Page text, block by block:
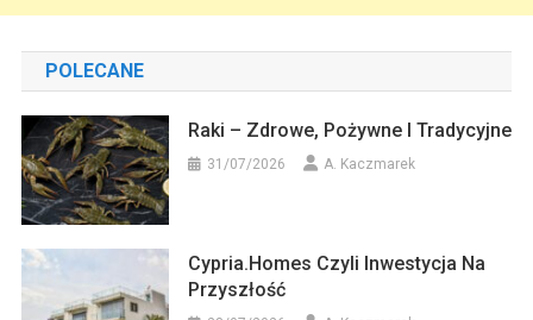
POLECANE
Raki – Zdrowe, Pożywne I Tradycyjne
31/07/2026 A. Kaczmarek
Cypria.homes Czyli Inwestycja Na
Przyszłość